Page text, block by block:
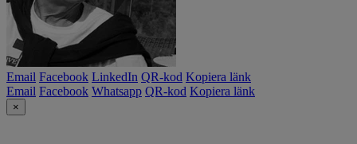
Email Facebook LinkedIn QR-kod Kopiera länk
Email Facebook Whatsapp QR-kod Kopiera länk
×